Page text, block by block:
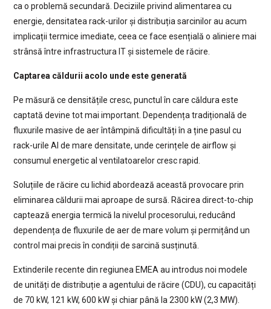
ca o problemă secundară. Deciziile privind alimentarea cu
energie, densitatea rack-urilor și distribuția sarcinilor au acum
implicații termice imediate, ceea ce face esențială o aliniere mai
strânsă între infrastructura IT și sistemele de răcire.
Captarea căldurii acolo unde este generată
Pe măsură ce densitățile cresc, punctul în care căldura este
captată devine tot mai important. Dependența tradițională de
fluxurile masive de aer întâmpină dificultăți în a ține pasul cu
rack-urile AI de mare densitate, unde cerințele de airflow și
consumul energetic al ventilatoarelor cresc rapid.
Soluțiile de răcire cu lichid abordează această provocare prin
eliminarea căldurii mai aproape de sursă. Răcirea direct-to-chip
captează energia termică la nivelul procesorului, reducând
dependența de fluxurile de aer de mare volum și permițând un
control mai precis în condiții de sarcină susținută.
Extinderile recente din regiunea EMEA au introdus noi modele
de unități de distribuție a agentului de răcire (CDU), cu capacități
de 70 kW, 121 kW, 600 kW și chiar până la 2300 kW (2,3 MW).